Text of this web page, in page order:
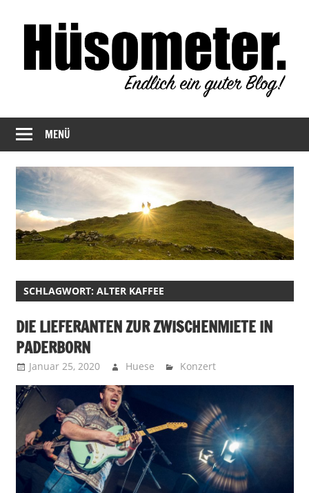
Inhalt
springen
Hüsometer
Blog
ein
guter
MENÜ
SCHLAGWORT: ALTER KAFFEE
DIE LIEFERANTEN ZUR ZWISCHENMIETE IN
PADERBORN
Januar 25, 2020 Huese Konzert